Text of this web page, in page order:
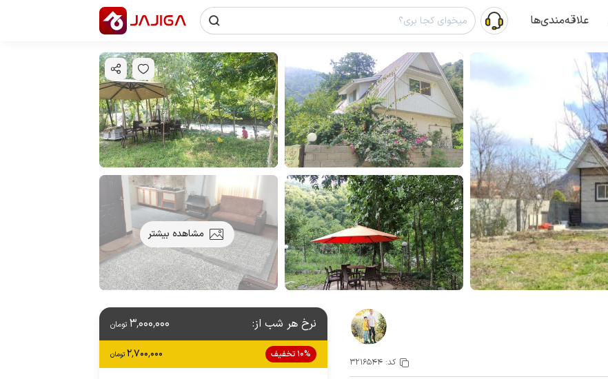
علاقه‌مندی‌ها
مشاهده بیشتر
کد:3216544
نرخ هر شب از: 3٬000٬000 تومان
10% تخفیف 2٬700٬000 تومان